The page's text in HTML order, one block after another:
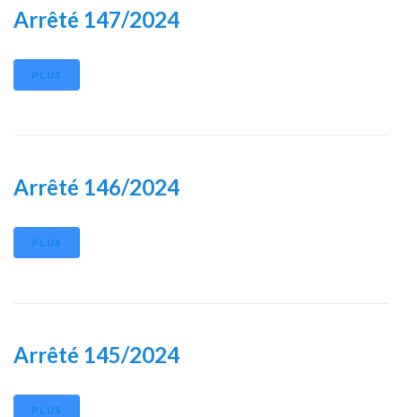
Arrêté 147/2024
PLUS
Arrêté 146/2024
PLUS
Arrêté 145/2024
PLUS